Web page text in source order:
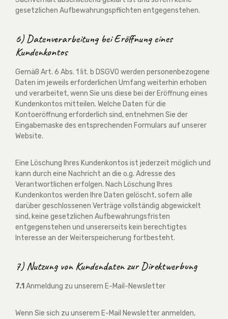
gesetzlichen Aufbewahrungspflichten entgegenstehen.
6) Datenverarbeitung bei Eröffnung eines
Kundenkontos
Gemäß Art. 6 Abs. 1 lit. b DSGVO werden personenbezogene
Daten im jeweils erforderlichen Umfang weiterhin erhoben
und verarbeitet, wenn Sie uns diese bei der Eröffnung eines
Kundenkontos mitteilen. Welche Daten für die
Kontoeröffnung erforderlich sind, entnehmen Sie der
Eingabemaske des entsprechenden Formulars auf unserer
Website.
Eine Löschung Ihres Kundenkontos ist jederzeit möglich und
kann durch eine Nachricht an die o.g. Adresse des
Verantwortlichen erfolgen. Nach Löschung Ihres
Kundenkontos werden Ihre Daten gelöscht, sofern alle
darüber geschlossenen Verträge vollständig abgewickelt
sind, keine gesetzlichen Aufbewahrungsfristen
entgegenstehen und unsererseits kein berechtigtes
Interesse an der Weiterspeicherung fortbesteht.
7) Nutzung von Kundendaten zur Direktwerbung
7.1 Anmeldung zu unserem E-Mail-Newsletter
Wenn Sie sich zu unserem E-Mail Newsletter anmelden,